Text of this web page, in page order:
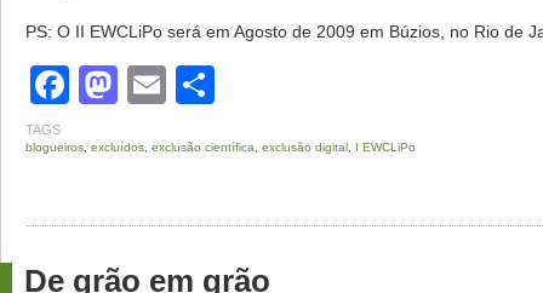
PS: O II EWCLiPo será em Agosto de 2009 em Búzios, no Rio de
Facebook
Mastodon
Email
TAGS
blogueiros excluídos exclusão científica exclusão digital I EWCLiPo
De grão em grão